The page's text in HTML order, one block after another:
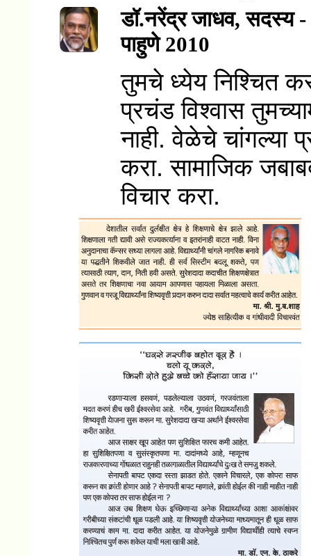
डॉ.नरेंद्र जाधव, सदस्य
पाहुणे 2010
तुमचे ध्येय निश्चित
प्रचंड विश्वास
नाही. वेळेचे चांगल्या
करा. सामाजिक
विचार करा.